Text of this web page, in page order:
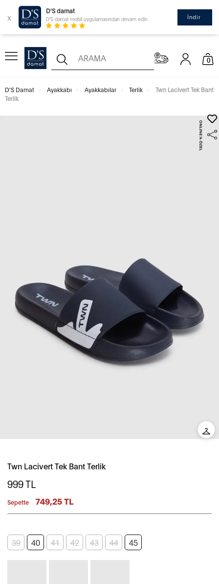
x
D'S damat
D'S damat mobil uygulamasından devam edin İndir
0
D'S Damat Ayakkabı Ayakkabılar Terlik
Twn Lacivert Tek Bant
Terlik
Twn Lacivert Tek Bant Terlik
999TL
Sepette 749,25 TL
39 40 41 42 43 44 45